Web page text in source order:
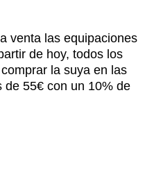
venta las equipaciones
de hoy, todos los
la suya en las
de 55€ con un 10% de